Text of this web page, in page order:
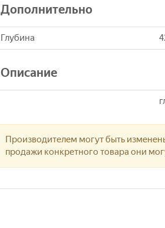
Дополнительно
Глубина
Описание
Производителем могут быть
продажи конкретного товара они